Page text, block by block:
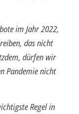
im Jahr 2022,
das nicht
dürfen wir
Pandemie nicht
Regel in